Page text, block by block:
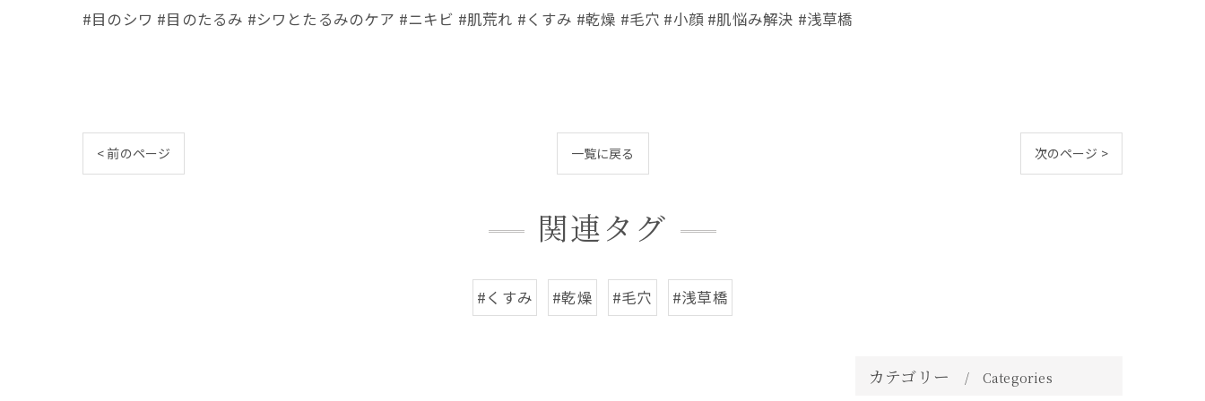
#目のシワ #目のたるみ #シワとたるみのケア #ニキビ #肌荒れ #くすみ #乾燥 #毛穴 #小顔 #肌悩み解決 #浅草橋
< 前のページ 一覧に戻る 次のページ >
関連タグ
#くすみ #乾燥 #毛穴 #浅草橋
カテゴリー Categories